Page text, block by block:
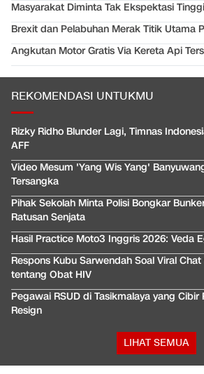
Masyarakat Diminta Tak Ekspektasi
Brexit dan Pelabuhan Merak Titik Utama
Angkutan Motor Gratis Via Kereta Api
REKOMENDASI UNTUKMU
Rizky Ridho Blunder Lagi, Timnas
AFF
Video Mesum 'Yang Wis Yang'
Tersangka
Pihak Sekolah Minta Polisi Bongkar
Ratusan Senjata
Hasil Practice Moto3 Inggris 2026: Veda
Respons Kubu Sarwendah Soal Viral
tentang Obat HIV
Pegawai RSUD di Tasikmalaya yang Cibir
Resign
LIHAT SEMUA